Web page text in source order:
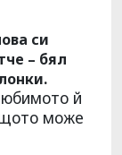
си
– бял
й
може